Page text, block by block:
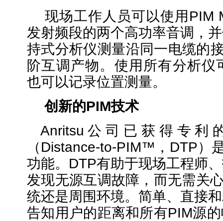
现场工作人员可以使用 PIM
发射频段的两个高功率音调，
持式分析仪测量沿同一电缆的
阶互调产物。使用所有分析仪
也可以记录位置测量。
创新的PIM技术
Anritsu公司已获得专利
（Distance-to-PIM™， DTP）
功能。DTP有助于现场工程师
发现无源互调故障，而无需关
统还是周围环境。简单、直接
告知用户的距离和所有PIM源